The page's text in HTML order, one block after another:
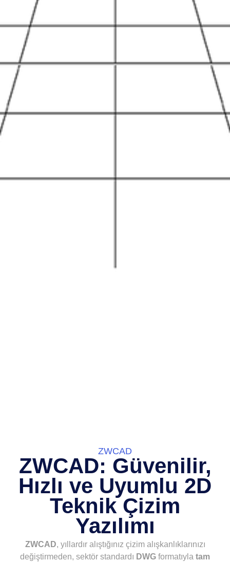
ZWCAD
ZWCAD: Güvenilir,
Hızlı ve Uyumlu 2D
Teknik Çizim
Yazılımı
ZWCAD, yıllardır alıştığınız çizim alışkanlıklarınızı
değiştirmeden, sektör standardı DWG formatıyla tam